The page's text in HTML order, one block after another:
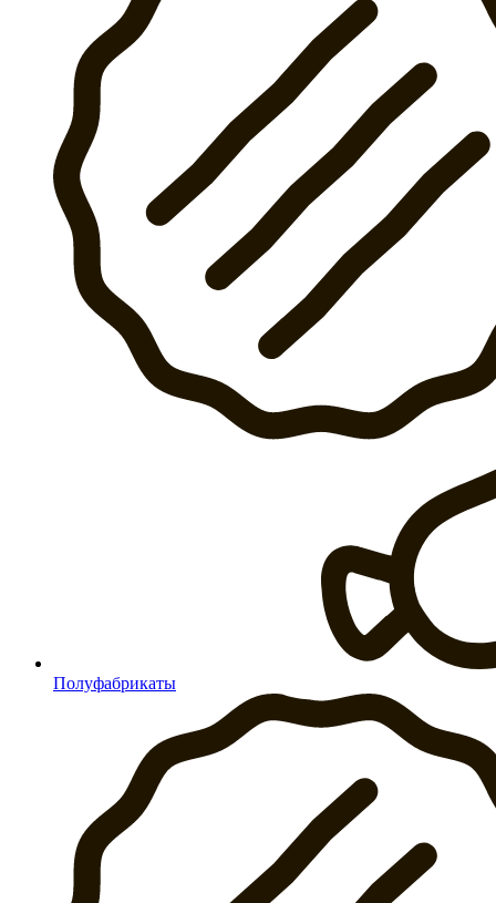
Полуфабрикаты